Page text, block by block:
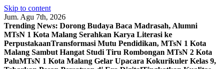
Skip to content
Jum. Agu 7th, 2026
Trending News: Dorong Budaya Baca Madrasah, Alumni
MTsN 1 Kota Malang Serahkan Karya Literasi ke
PerpustakaanTransformasi Mutu Pendidikan, MTsN 1 Kota
Malang Sambut Hangat Studi Tiru Rombongan MTsN 2 Kota
PaluMTsN 1 Kota Malang Gelar Upacara Kokurikuler Kelas 9,